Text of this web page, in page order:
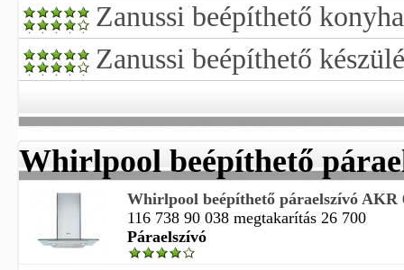
Zanussi beépíthető
Zanussi beépíthető
Whirlpool beépíthető
Whirlpool beépíthető páraelszívó AKR
116 738 90 038 megtakarítás 26 700
Páraelszívó